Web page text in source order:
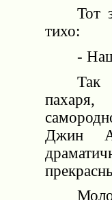
Тот
тихо:
-
Так
Джин